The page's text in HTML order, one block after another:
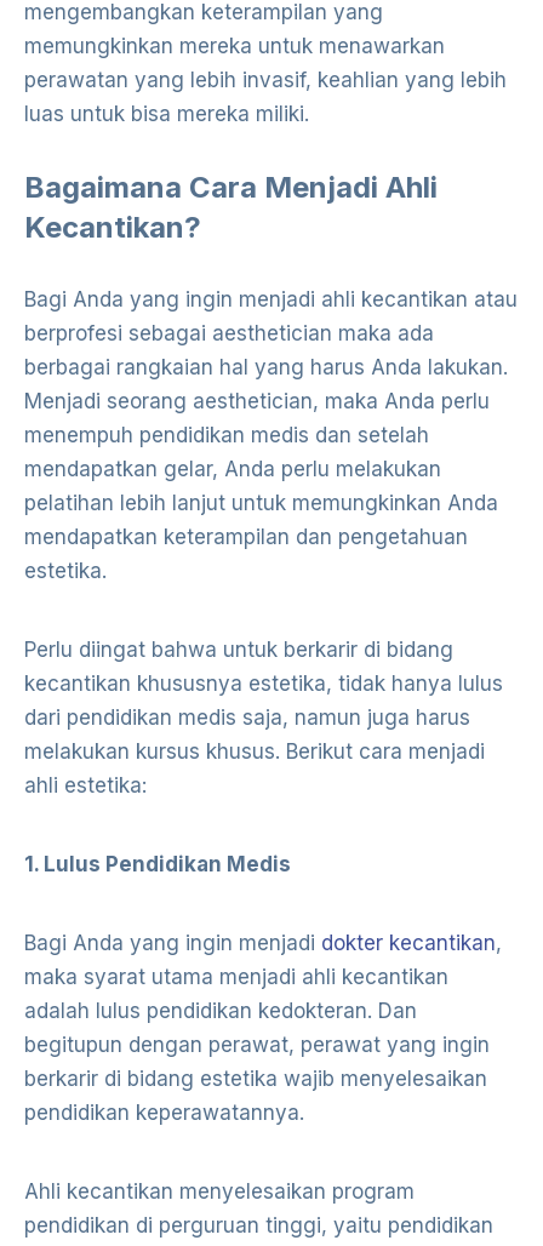
mengembangkan keterampilan yang
memungkinkan mereka untuk menawarkan
perawatan yang lebih invasif, keahlian yang lebih
luas untuk bisa mereka miliki.
Bagaimana Cara Menjadi Ahli
Kecantikan?
Bagi Anda yang ingin menjadi ahli kecantikan atau
berprofesi sebagai aesthetician maka ada
berbagai rangkaian hal yang harus Anda lakukan.
Menjadi seorang aesthetician, maka Anda perlu
menempuh pendidikan medis dan setelah
mendapatkan gelar, Anda perlu melakukan
pelatihan lebih lanjut untuk memungkinkan Anda
mendapatkan keterampilan dan pengetahuan
estetika.
Perlu diingat bahwa untuk berkarir di bidang
kecantikan khususnya estetika, tidak hanya lulus
dari pendidikan medis saja, namun juga harus
melakukan kursus khusus. Berikut cara menjadi
ahli estetika:
1. Lulus Pendidikan Medis
Bagi Anda yang ingin menjadi dokter kecantikan,
maka syarat utama menjadi ahli kecantikan
adalah lulus pendidikan kedokteran. Dan
begitupun dengan perawat, perawat yang ingin
berkarir di bidang estetika wajib menyelesaikan
pendidikan keperawatannya.
Ahli kecantikan menyelesaikan program
pendidikan di perguruan tinggi, yaitu pendidikan